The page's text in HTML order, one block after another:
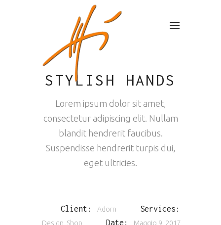
STYLISH HANDS
Lorem ipsum dolor sit amet,
consectetur adipiscing elit. Nullam
blandit hendrerit faucibus.
Suspendisse hendrerit turpis dui,
eget ultricies.
Client: Adorn Services:
Design, Shop Date: Maggio 9, 2017